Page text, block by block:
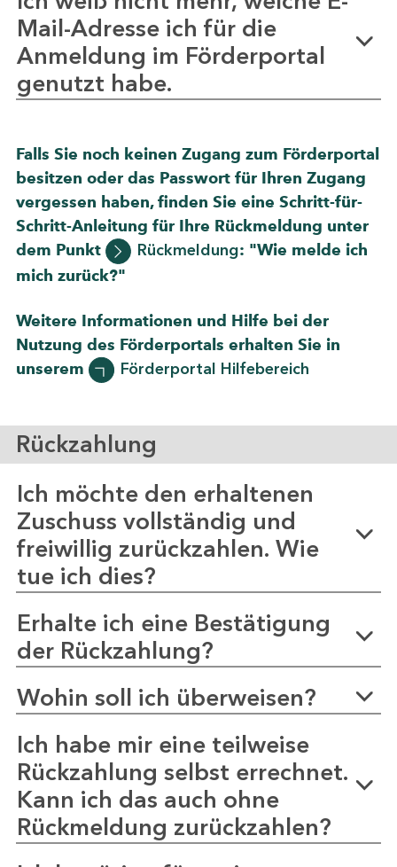
Mail-Adresse ich für die
Anmeldung im Förderportal
genutzt habe.
Falls Sie noch keinen Zugang zum Förderportal
besitzen oder das Passwort für Ihren Zugang
vergessen haben, finden Sie eine Schritt-für-
Schritt-Anleitung für Ihre Rückmeldung unter
dem Punkt
Rückmeldung: "Wie melde ich
mich zurück?"
Weitere Informationen und Hilfe bei der
Nutzung des Förderportals erhalten Sie in
unserem
Förderportal Hilfebereich
Rückzahlung
Ich möchte den erhaltenen
Zuschuss vollständig und
freiwillig zurückzahlen. Wie
tue ich dies?
Erhalte ich eine Bestätigung
der Rückzahlung?
Wohin soll ich überweisen?
Ich habe mir eine teilweise
Rückzahlung selbst errechnet.
Kann ich das auch ohne
Rückmeldung zurückzahlen?